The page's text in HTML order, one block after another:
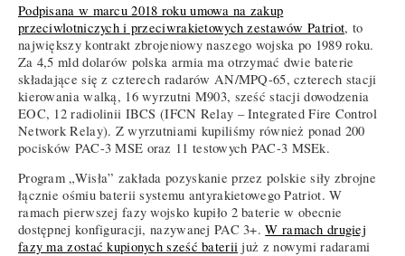
Podpisana w marcu 2018 roku umowa na zakup
przeciwlotniczych i przeciwrakietowych zestawów Patriot, to
największy kontrakt zbrojeniowy naszego wojska po 1989 roku.
Za 4,5 mld dolarów polska armia ma otrzymać dwie baterie
składające się z czterech radarów AN/MPQ-65, czterech stacji
kierowania walką, 16 wyrzutni M903, sześć stacji dowodzenia
EOC, 12 radiolinii IBCS (IFCN Relay – Integrated Fire Control
Network Relay). Z wyrzutniami kupiliśmy również ponad 200
pocisków PAC-3 MSE oraz 11 testowych PAC-3 MSEk.
Program „Wisła” zakłada pozyskanie przez polskie siły zbrojne
łącznie ośmiu baterii systemu antyrakietowego Patriot. W
ramach pierwszej fazy wojsko kupiło 2 baterie w obecnie
dostępnej konfiguracji, nazywanej PAC 3+.W ramach drugiej
fazy ma zostać kupionych sześć baterii już z nowymi radarami